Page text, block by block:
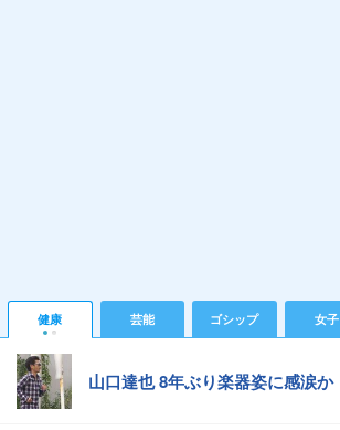
健康 芸能 ゴシップ 女子
山口達也 8年ぶり楽器姿に感涙か